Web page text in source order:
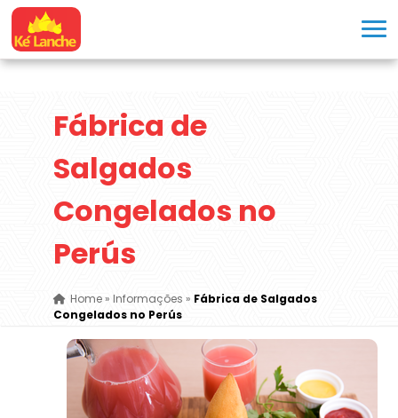
Fábrica de
Salgados
Congelados no
Perús
Home» Informações » Fábrica de Salgados
Congelados no Perús